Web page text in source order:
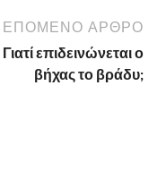
ΕΠΌΜΕΝΟ ΆΡΘΡΟ
Γιατί επιδεινώνεται ο
βήχας το βράδυ;